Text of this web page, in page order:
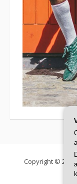
Copyright ©